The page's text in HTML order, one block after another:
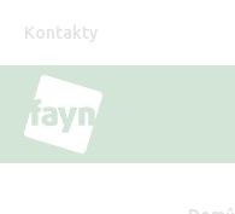
obsahu
Odkazy
hlavička
Kontakty